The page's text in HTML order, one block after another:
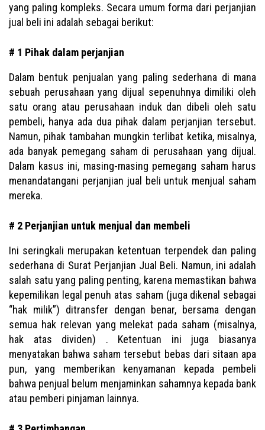
yang paling kompleks. Secara umum forma dari perjanjian
jual beli ini adalah sebagai berikut:
# 1 Pihak dalam perjanjian
Dalam bentuk penjualan yang paling sederhana di mana
sebuah perusahaan yang dijual sepenuhnya dimiliki oleh
satu orang atau perusahaan induk dan dibeli oleh satu
pembeli, hanya ada dua pihak dalam perjanjian tersebut.
Namun, pihak tambahan mungkin terlibat ketika, misalnya,
ada banyak pemegang saham di perusahaan yang dijual.
Dalam kasus ini, masing-masing pemegang saham harus
menandatangani perjanjian jual beli untuk menjual saham
mereka.
# 2 Perjanjian untuk menjual dan membeli
Ini seringkali merupakan ketentuan terpendek dan paling
sederhana di Surat Perjanjian Jual Beli. Namun, ini adalah
salah satu yang paling penting, karena memastikan bahwa
kepemilikan legal penuh atas saham (juga dikenal sebagai
“hak milik”) ditransfer dengan benar, bersama dengan
semua hak relevan yang melekat pada saham (misalnya,
hak atas dividen) . Ketentuan ini juga biasanya
menyatakan bahwa saham tersebut bebas dari sitaan apa
pun, yang memberikan kenyamanan kepada pembeli
bahwa penjual belum menjaminkan sahamnya kepada bank
atau pemberi pinjaman lainnya.